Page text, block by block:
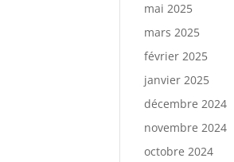
mai 2025
mars 2025
février 2025
janvier 2025
décembre 2024
novembre 2024
octobre 2024